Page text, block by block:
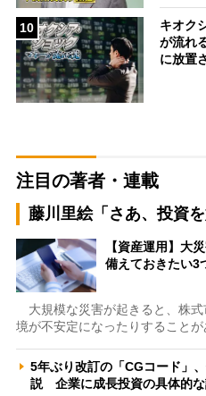
10
キオク
が流れ
に放置
注目の著者・連載
藤川里絵「さあ、投資を
【資産運用】大
備えておきたい3
大規模な災害が起きると、株
境が不安定になったりすることが
5年ぶり改訂の「CGコード」
説 企業に成長投資の具体的